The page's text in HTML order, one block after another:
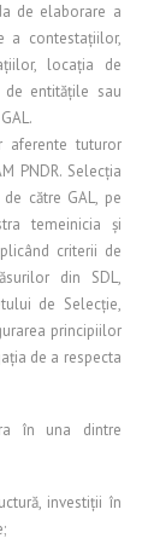
de elaborare a
a contestațiilor,
locația de
entităţile sau
aferente tuturor
PNDR. Selecția
către GAL, pe
temeinicia şi
criterii de
din SDL,
de Selecție,
principiilor
de a respecta
în una dintre
investiții în